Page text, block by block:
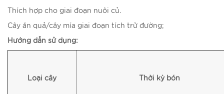
Thích hợp cho giai đoạn nuôi củ.
Cây ăn quả/cây mía giai đoạn tích trữ đường;
Hướng dẫn sử dụng:
Loại cây Thời kỳ bón